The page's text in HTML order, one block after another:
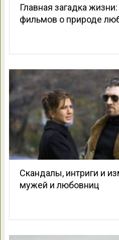
Главная загадка
фильмов о природе
Скандалы, интриги и
мужей и любовниц